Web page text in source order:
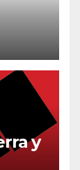
y